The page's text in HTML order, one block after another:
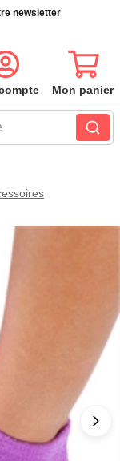
newsletter
Mon panier